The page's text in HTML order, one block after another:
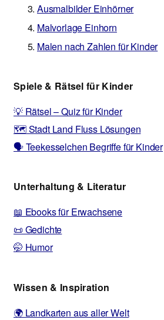
Ausmalbilder Einhörner
Malvorlage Einhorn
Malen nach Zahlen für Kinder
Spiele & Rätsel für Kinder
💡 Rätsel – Quiz für Kinder
🗺️ Stadt Land Fluss Lösungen
🗣️ Teekesselchen Begriffe für Kinder
Unterhaltung & Literatur
📖 Ebooks für Erwachsene
📜 Gedichte
🤭 Humor
Wissen & Inspiration
🌍 Landkarten aus aller Welt